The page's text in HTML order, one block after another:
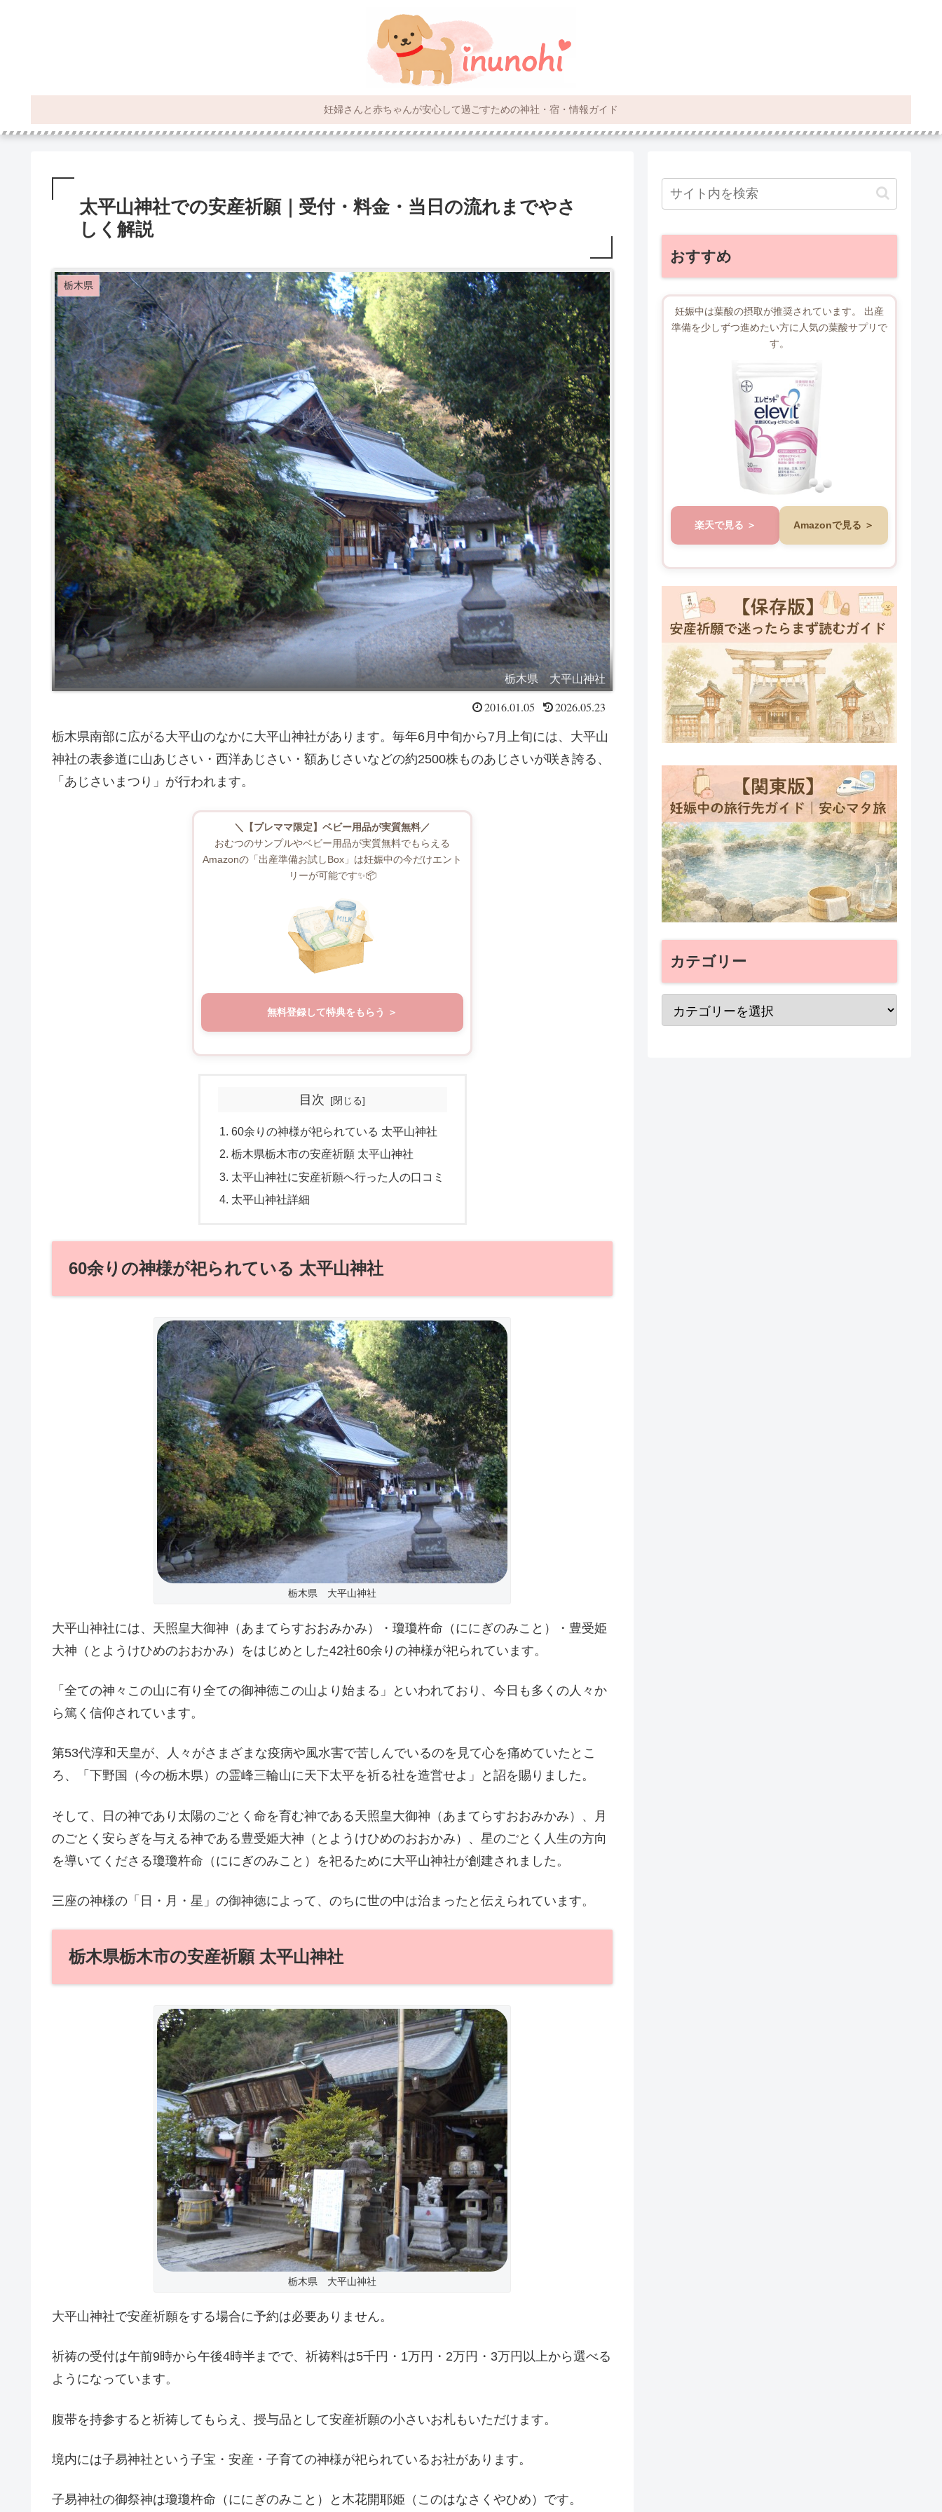
妊婦さんと赤ちゃんが安心して過ごすための神社・宿・情報ガイド
太平山神社での安産祈願｜受付・料金・当日の流れまでやさ
しく解説
栃木県
栃木県 大平山神社
2016.01.05 2026.05.23
栃木県南部に広がる大平山のなかに大平山神社があります。毎年6月中旬から7月上旬には、大平山
神社の表参道に山あじさい・西洋あじさい・額あじさいなどの約2500株ものあじさいが咲き誇る、
「あじさいまつり」が行われます。
＼【プレママ限定】ベビー用品が実質無料／
おむつのサンプルやベビー用品が実質無料でもらえる
Amazonの「出産準備お試しBox」は妊娠中の今だけエント
リーが可能です✨📦
無料登録して特典をもらう
目次
60余りの神様が祀られている 太平山神社
栃木県栃木市の安産祈願 太平山神社
太平山神社に安産祈願へ行った人の口コミ
太平山神社詳細
60余りの神様が祀られている 太平山神社
栃木県 大平山神社
大平山神社には、天照皇大御神（あまてらすおおみかみ）・瓊瓊杵命（ににぎのみこと）・豊受姫
大神（とようけひめのおおかみ）をはじめとした42社60余りの神様が祀られています。
「全ての神々この山に有り全ての御神徳この山より始まる」といわれており、今日も多くの人々か
ら篤く信仰されています。
第53代淳和天皇が、人々がさまざまな疫病や風水害で苦しんでいるのを見て心を痛めていたとこ
ろ、「下野国（今の栃木県）の霊峰三輪山に天下太平を祈る社を造営せよ」と詔を賜りました。
そして、日の神であり太陽のごとく命を育む神である天照皇大御神（あまてらすおおみかみ）、月
のごとく安らぎを与える神である豊受姫大神（とようけひめのおおかみ）、星のごとく人生の方向
を導いてくださる瓊瓊杵命（ににぎのみこと）を祀るために大平山神社が創建されました。
三座の神様の「日・月・星」の御神徳によって、のちに世の中は治まったと伝えられています。
栃木県栃木市の安産祈願 太平山神社
栃木県 大平山神社
大平山神社で安産祈願をする場合に予約は必要ありません。
祈祷の受付は午前9時から午後4時半までで、祈祷料は5千円・1万円・2万円・3万円以上から選べる
ようになっています。
腹帯を持参すると祈祷してもらえ、授与品として安産祈願の小さいお札もいただけます。
境内には子易神社という子宝・安産・子育ての神様が祀られているお社があります。
子易神社の御祭神は瓊瓊杵命（ににぎのみこと）と木花開耶姫（このはなさくやひめ）です。
おすすめ
妊娠中は葉酸の摂取が推奨されています。 出産
準備を少しずつ進めたい方に人気の葉酸サプリで
す。
楽天で見る Amazonで見る
カテゴリー